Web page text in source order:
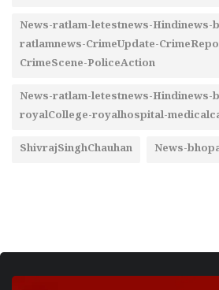
News-ratlam-letestnews-Hindinews-
ratlamnews-CrimeUpdate-
CrimeScene-PoliceAction
News-ratlam-letestnews-Hindinews-
royalCollege-royalhospital-
ShivrajSinghChauhan News-